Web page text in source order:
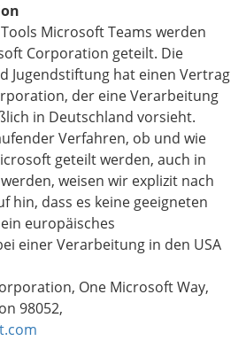
Microsoft Teams werden
Corporation geteilt. Die
Jugendstiftung hat einen Vertrag
der eine Verarbeitung
in Deutschland vorsieht.
Verfahren, ob und wie
geteilt werden, auch in
weisen wir explizit nach
hin, dass es keine geeigneten
europäisches
einer Verarbeitung in den USA
One Microsoft Way,
98052,